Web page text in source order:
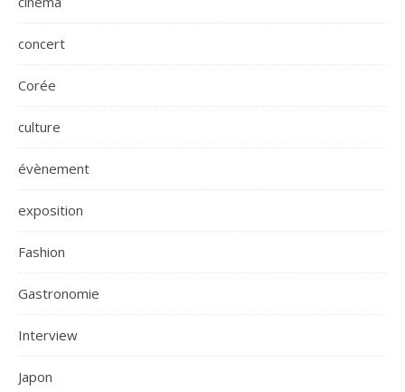
concert
Corée
culture
évènement
exposition
Fashion
Gastronomie
Interview
Japon